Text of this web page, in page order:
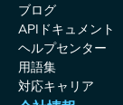
ブログ
APIドキュメント
ヘルプセンター
用語集
対応キャリア